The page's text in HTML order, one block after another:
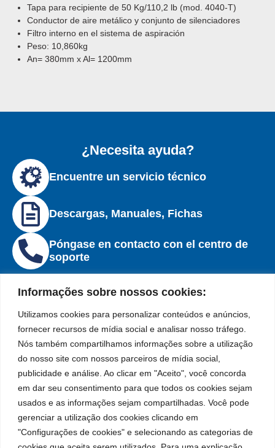
Informações sobre nossos cookies:
Utilizamos cookies para personalizar conteúdos e anúncios,
fornecer recursos de mídia social e analisar nosso tráfego.
Nós também compartilhamos informações sobre a utilização
do nosso site com nossos parceiros de mídia social,
publicidade e análise. Ao clicar em "Aceito", você concorda
em dar seu consentimento para que todos os cookies sejam
usados e as informações sejam compartilhadas. Você pode
gerenciar a utilização dos cookies clicando em
"Configurações de cookies" e selecionando as categorias de
Tapa para recipiente de 50 Kg/110,2 lb (mod. 4040-T)
Conductor de aire metálico y conjunto de silenciadores
Filtro interno en el sistema de aspiración
Peso: 10,860kg
An= 380mm x Al= 1200mm
¿Necesita ayuda?
Encuentre un servicio técnico
Descargas, Manuales, Fichas
Póngase en contacto con el centro de
soporte
líder
en
la
fabricación
para
lubricación
de
privacidad
Políticas
de
cookies
Bozza
Institucional
Servicio
Autorizados
Bozza
Sea un
Rua Tiradentes,
931 – Anexo
Anita Franchini,
50/96
Bairro: Santa
Terezinha
São Bernardo
do Campo – SP
sociales
Youtube
Instagram